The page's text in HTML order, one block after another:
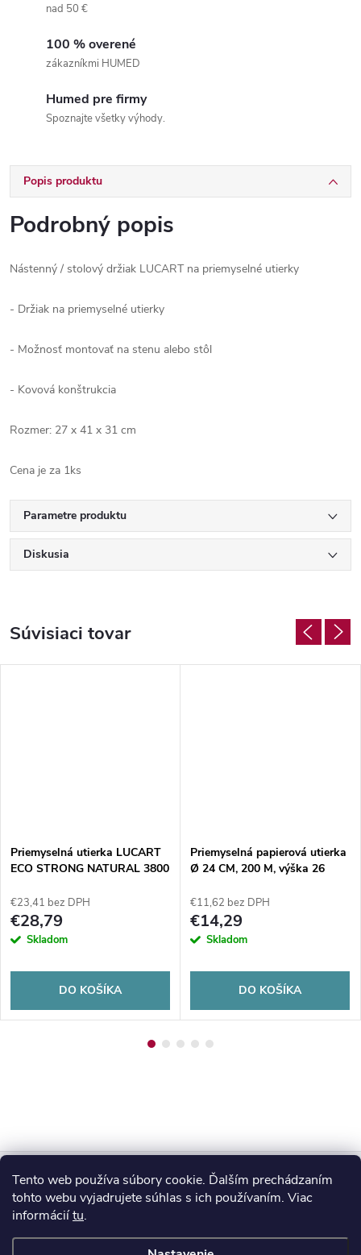
Tento web používa súbory cookie. Ďalším prechádzaním
tohto webu vyjadrujete súhlas s ich používaním. Viac
informáciítu.
nad 50 €
100 % overené
zákazníkmi HUMED
Humed pre firmy
Spoznajte všetky výhody.
Popis produktu
Podrobný popis
Nástenný / stolový držiak LUCART na priemyselné utierky
- Držiak na priemyselné utierky
- Možnosť montovať na stenu alebo stôl
- Kovová konštrukcia
Rozmer: 27 x 41 x 31 cm
Cena je za 1ks
Parametre produktu
Diskusia
Súvisiaci tovar
Priemyselná utierka LUCART
ECO STRONG NATURAL 3800
€23,41 bez DPH
€28,79
Skladom
DO KOŠÍKA
Priemyselná papierová utierka
Ø 24 CM, 200 M, výška 26
€11,62 bez DPH
€14,29
Skladom
DO KOŠÍKA
Z
áBlog
Informácie pre vás